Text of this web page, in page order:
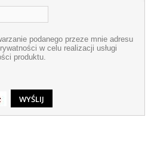
podanego przeze mnie adresu
w celu realizacji usługi
produktu.